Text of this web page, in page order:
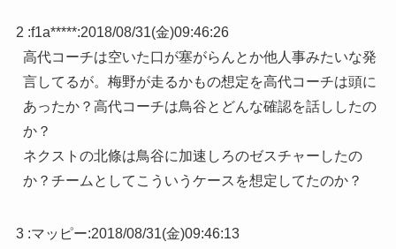
2 :f1a*****:2018/08/31(金)09:46:26
高代コーチは空いた口が塞がらんとか他人事みたいな発
言してるが。梅野が走るかもの想定を高代コーチは頭に
あったか？高代コーチは鳥谷とどんな確認を話ししたの
か？
ネクストの北條は鳥谷に加速しろのゼスチャーしたの
か？チームとしてこういうケースを想定してたのか？
3 :マッピー:2018/08/31(金)09:46:13